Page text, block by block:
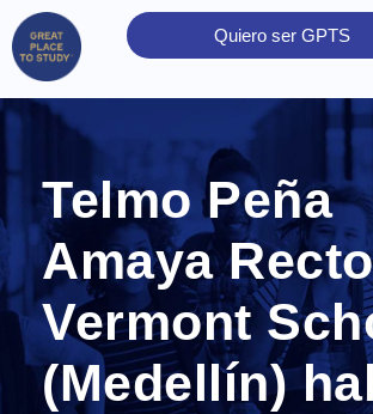
Quiero ser GPTS
Telmo Peña
Amaya
Vermont
(Medellín)